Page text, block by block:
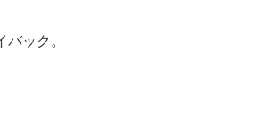
バック。